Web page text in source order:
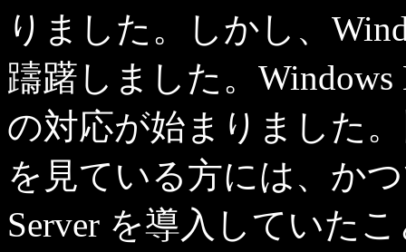
りました。しかし、
躊躇しました。Windows
の対応が始まりました
を見ている方には、か
Server を導入していた